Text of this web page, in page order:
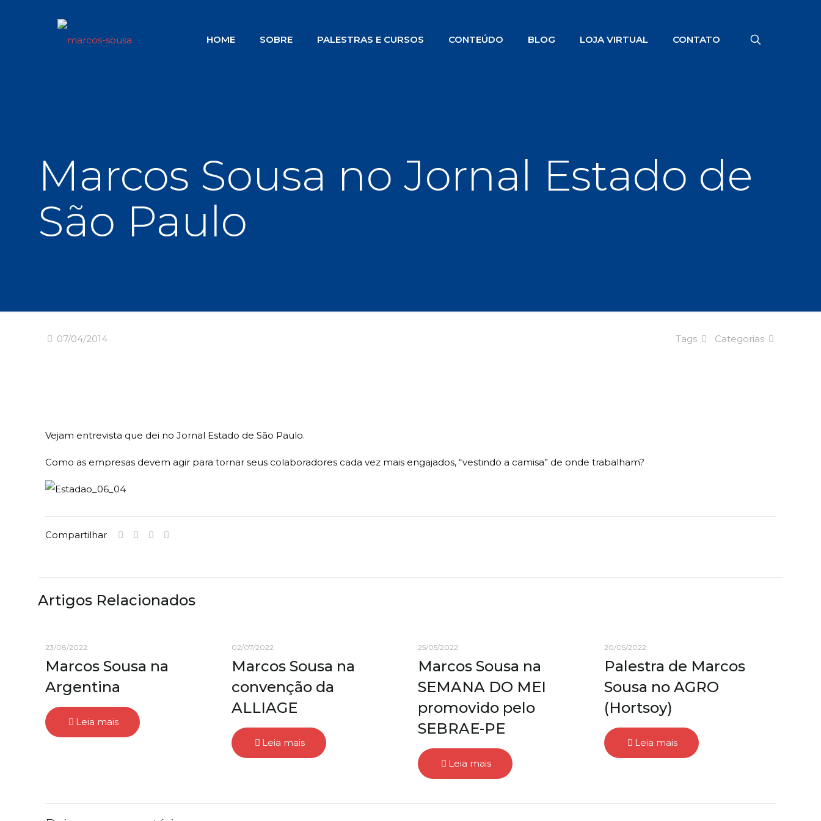
HOME SOBRE PALESTRAS E CURSOS CONTEÚDO BLOG LOJA VIRTUAL CONTATO
Marcos Sousa no Jornal Estado de
São Paulo
07/04/2014 Categorias
Tags
Vejam entrevista que dei no Jornal Estado de São Paulo.
Como as empresas devem agir para tornar seus colaboradores cada vez mais engajados, “vestindo a camisa” de onde trabalham?
Compartilhar
Artigos Relacionados
23/08/2022
Marcos Sousa na
Argentina
Leia mais
02/07/2022
Marcos Sousa na
convenção da
ALLIAGE
Leia mais
25/05/2022
Marcos Sousa na
SEMANA DO MEI
promovido pelo
SEBRAE-PE
Leia mais
20/05/2022
Palestra de Marcos
Sousa no AGRO
(Hortsoy)
Leia mais